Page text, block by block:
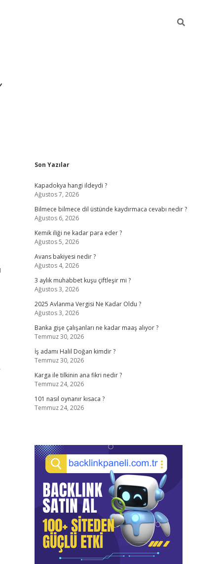
Sidebar
Son Yazılar
Kapadokya hangi ildeydi ?
Ağustos 7, 2026
Bilmece bilmece dil üstünde kaydırmaca cevabı nedir ?
Ağustos 6, 2026
Kemik iliği ne kadar para eder ?
Ağustos 5, 2026
Avans bakiyesi nedir ?
Ağustos 4, 2026
3 aylık muhabbet kuşu çiftleşir mi ?
Ağustos 3, 2026
2025 Avlanma Vergisi Ne Kadar Oldu ?
Ağustos 3, 2026
Banka gişe çalışanları ne kadar maaş alıyor ?
Temmuz 30, 2026
İş adamı Halil Doğan kimdir ?
Temmuz 30, 2026
Karga ile tilkinin ana fikri nedir ?
Temmuz 24, 2026
101 nasıl oynanır kısaca ?
Temmuz 24, 2026